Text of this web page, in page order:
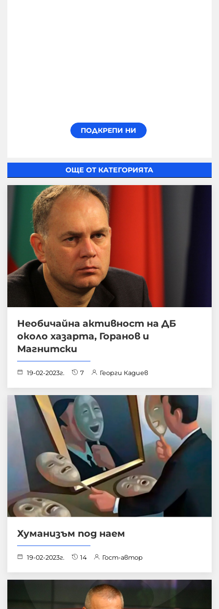
ОЩЕ ОТ КАТЕГОРИЯТА
Необичайна активност на ДБ
около хазарта, Горанов и
Магнитски
19-02-2023г. 7 Георги Кадиев
Хуманизъм под наем
19-02-2023г. 14 Гост-автор